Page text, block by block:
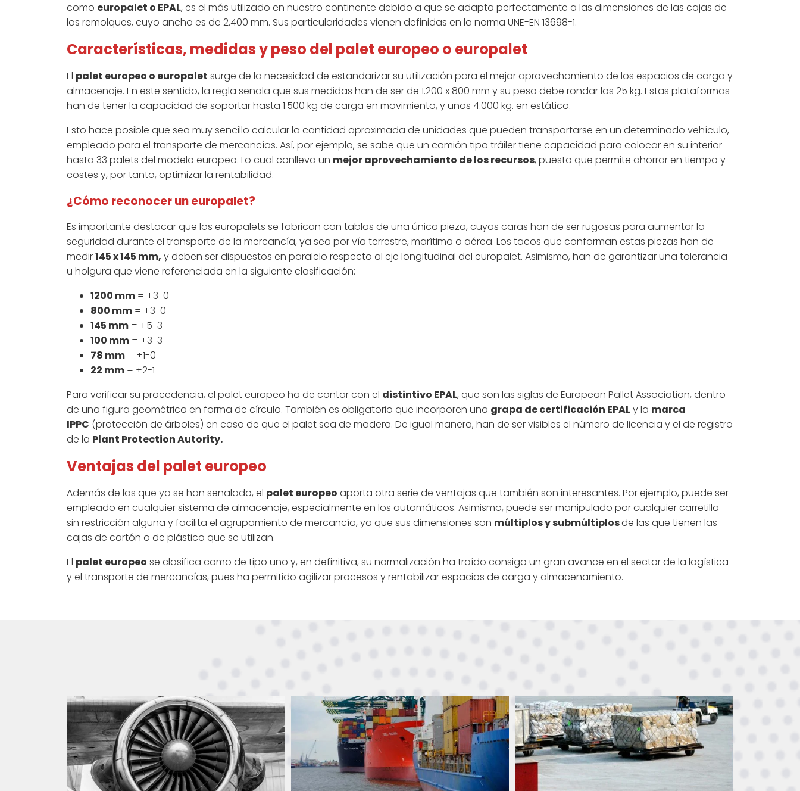
como europalet o EPAL, es el más utilizado en nuestro continente debido a que se adapta perfectamente a las dimensiones de las cajas de
los remolques, cuyo ancho es de 2.400 mm. Sus particularidades vienen definidas en la norma UNE-EN 13698-1.
Características, medidas y peso del palet europeo o europalet
El palet europeo o europalet surge de la necesidad de estandarizar su utilización para el mejor aprovechamiento de los espacios de carga y
almacenaje. En este sentido, la regla señala que sus medidas han de ser de 1.200 x 800 mm y su peso debe rondar los 25 kg. Estas plataformas
han de tener la capacidad de soportar hasta 1.500 kg de carga en movimiento, y unos 4.000 kg. en estático.
Esto hace posible que sea muy sencillo calcular la cantidad aproximada de unidades que pueden transportarse en un determinado vehículo,
empleado para el transporte de mercancías. Así, por ejemplo, se sabe que un camión tipo tráiler tiene capacidad para colocar en su interior
hasta 33 palets del modelo europeo. Lo cual conlleva un mejor aprovechamiento de los recursos, puesto que permite ahorrar en tiempo y
costes y, por tanto, optimizar la rentabilidad.
¿Cómo reconocer un europalet?
Es importante destacar que los europalets se fabrican con tablas de una única pieza, cuyas caras han de ser rugosas para aumentar la
seguridad durante el transporte de la mercancía, ya sea por vía terrestre, marítima o aérea. Los tacos que conforman estas piezas han de
medir145 x 145 mm, y deben ser dispuestos en paralelo respecto al eje longitudinal del europalet. Asimismo, han de garantizar una tolerancia
u holgura que viene referenciada en la siguiente clasificación:
1200 mm = +3-0
800 mm = +3-0
145 mm = +5-3
100 mm = +3-3
78 mm = +1-0
22 mm = +2-1
Para verificar su procedencia, el palet europeo ha de contar con el distintivo EPAL, que son las siglas de European Pallet Association, dentro
de una figura geométrica en forma de círculo. También es obligatorio que incorporen una grapa de certificación EPALy la marca
IPPC (protección de árboles) en caso de que el palet sea de madera. De igual manera, han de ser visibles el número de licencia y el de registro
de la Plant Protection Autority.
Ventajas del palet europeo
Además de las que ya se han señalado, el palet europeo aporta otra serie de ventajas que también son interesantes. Por ejemplo, puede ser
empleado en cualquier sistema de almacenaje, especialmente en los automáticos. Asimismo, puede ser manipulado por cualquier carretilla
sin restricción alguna y facilita el agrupamiento de mercancía, ya que sus dimensiones son múltiplos y submúltiplosde las que tienen las
cajas de cartón o de plástico que se utilizan.
El palet europeo se clasifica como de tipo uno y, en definitiva, su normalización ha traído consigo un gran avance en el sector de la logística
y el transporte de mercancías, pues ha permitido agilizar procesos y rentabilizar espacios de carga y almacenamiento.